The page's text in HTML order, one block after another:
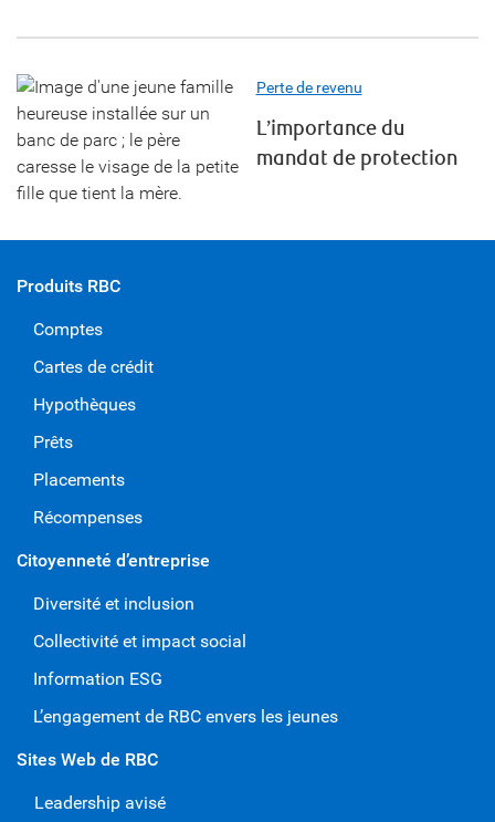
Perte de revenu
L’importance du
mandat de protection
Produits RBC
Comptes
Cartes de crédit
Hypothèques
Prêts
Placements
Récompenses
Citoyenneté d’entreprise
Diversité et inclusion
Collectivité et impact social
Information ESG
L’engagement de RBC envers les jeunes
Sites Web de RBC
Leadership avisé